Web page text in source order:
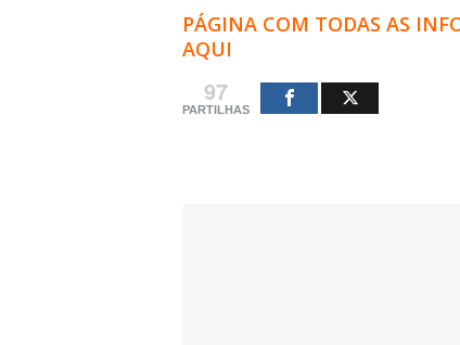
PÁGINA COM TODAS AS
AQUI
97
PARTILHAS